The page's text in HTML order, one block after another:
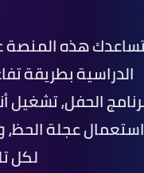
تساعدك هذه المنصة
الدراسية بطريقة
الحفل، تشغيل
استعمال عجلة
لكل